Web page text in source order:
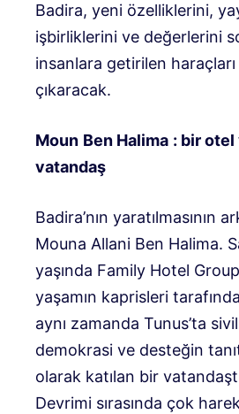
Badira, yeni özelliklerini,
işbirliklerini ve değerlerini
insanlara getirilen
çıkaracak.
Moun Ben Halima : bir otel
vatandaş
Badira’nın yaratılmasının
Mouna Allani Ben Halima.
yaşında Family Hotel
yaşamın kaprisleri
aynı zamanda Tunus’ta
demokrasi ve desteğin
olarak katılan bir
Devrimi sırasında çok